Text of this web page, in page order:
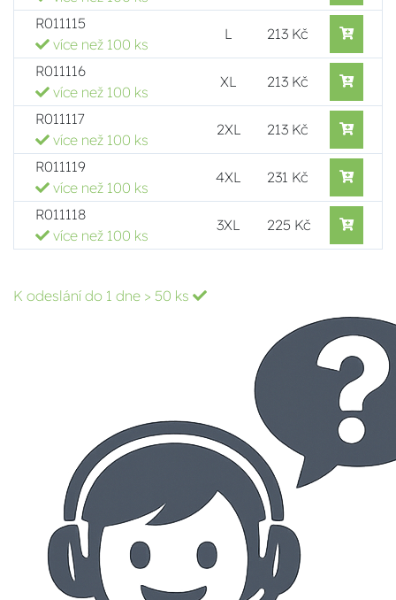
R011115
více než 100 ks
L 213 Kč
R011116
více než 100 ks
XL 213 Kč
R011117
více než 100 ks
2XL 213 Kč
R011119
více než 100 ks
4XL 231 Kč
R011118
více než 100 ks
3XL 225 Kč
K odeslání do 1 dne > 50 ks